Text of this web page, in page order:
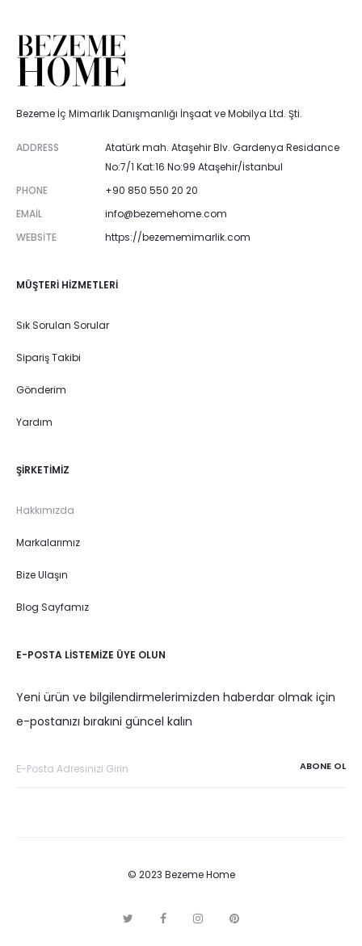
Bezeme İç Mimarlık Danışmanlığı İnşaat ve Mobilya Ltd. Şti.
ADDRESS
Atatürk mah. Ataşehir Blv. Gardenya Residance
No:7/1 Kat:16 No:99 Ataşehir/İstanbul
PHONE
+90 850 550 20 20
EMAIL
info@bezemehome.com
WEBSITE
https://bezememimarlik.com
MÜŞTERI HIZMETLERI
Sık Sorulan Sorular
Sipariş Takibi
Gönderim
Yardım
ŞIRKETIMIZ
Hakkımızda
Markalarımız
Bize Ulaşın
Blog Sayfamız
E-POSTA LISTEMIZE ÜYE OLUN
Yeni ürün ve bilgilendirmelerimizden haberdar olmak için
e-postanızı bırakıni güncel kalın
© 2023 Bezeme Home